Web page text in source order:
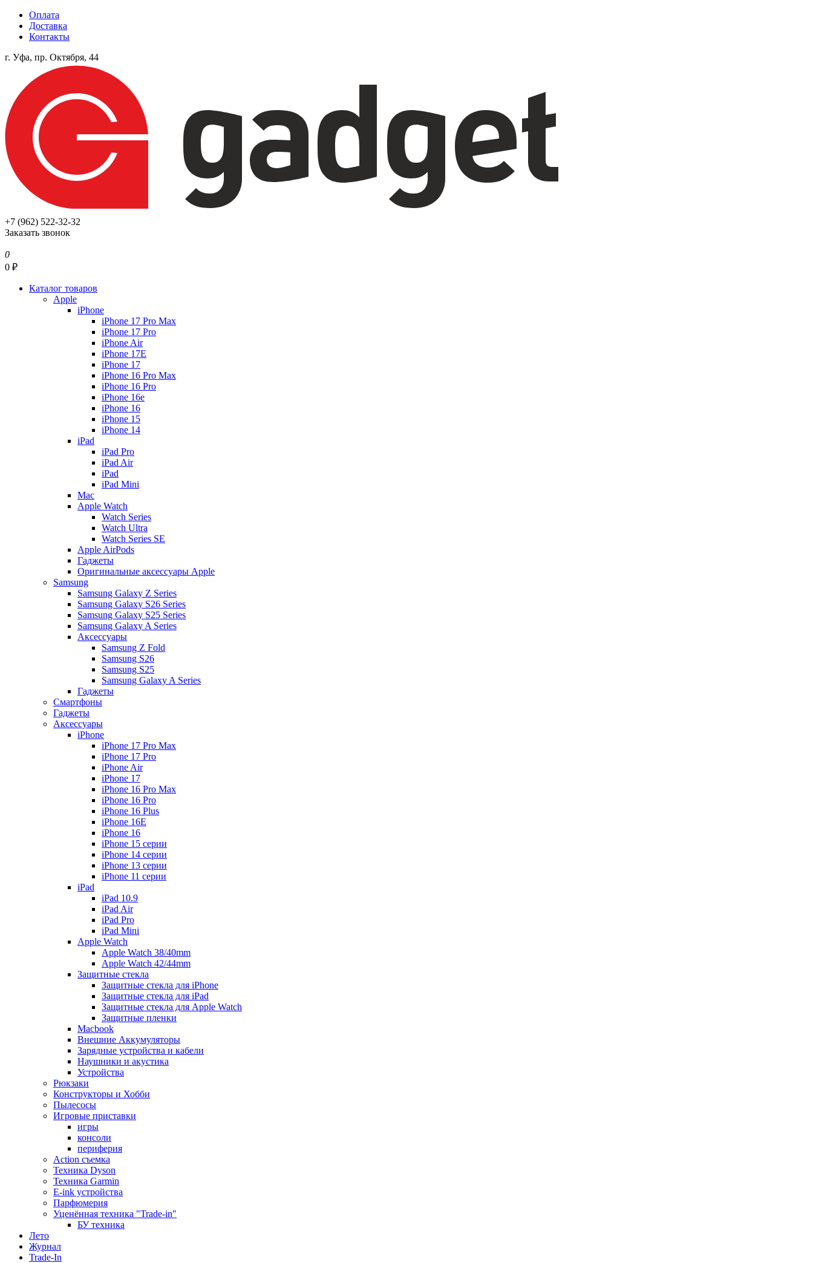
Оплата
Доставка
Контакты
г. Уфа, пр. Октября, 44
+7 (962) 522-32-32
Заказать звонок
0
0 ₽
Каталог товаров
Apple
iPhone
iPhone 17 Pro Max
iPhone 17 Pro
iPhone Air
iPhone 17E
iPhone 17
iPhone 16 Pro Max
iPhone 16 Pro
iPhone 16e
iPhone 16
iPhone 15
iPhone 14
iPad
iPad Pro
iPad Air
iPad
iPad Mini
Mac
Apple Watch
Watch Series
Watch Ultra
Watch Series SE
Apple AirPods
Гаджеты
Оригинальные аксессуары Apple
Samsung
Samsung Galaxy Z Series
Samsung Galaxy S26 Series
Samsung Galaxy S25 Series
Samsung Galaxy A Series
Аксессуары
Samsung Z Fold
Samsung S26
Samsung S25
Samsung Galaxy A Series
Гаджеты
Смартфоны
Гаджеты
Аксессуары
iPhone
iPhone 17 Pro Max
iPhone 17 Pro
iPhone Air
iPhone 17
iPhone 16 Pro Max
iPhone 16 Pro
iPhone 16 Plus
iPhone 16E
iPhone 16
iPhone 15 серии
iPhone 14 серии
iPhone 13 серии
iPhone 11 серии
iPad
iPad 10.9
iPad Air
iPad Pro
iPad Mini
Apple Watch
Apple Watch 38/40mm
Apple Watch 42/44mm
Защитные стекла
Защитные стекла для iPhone
Защитные стекла для iPad
Защитные стекла для Apple Watch
Защитные пленки
Macbook
Внешние Аккумуляторы
Зарядные устройства и кабели
Наушники и акустика
Устройства
Рюкзаки
Конструкторы и Хобби
Пылесосы
Игровые приставки
игры
консоли
периферия
Action съемка
Техника Dyson
Техника Garmin
E-ink устройства
Парфюмерия
Уценённая техника "Trade-in"
БУ техника
Лето
Журнал
Trade-In